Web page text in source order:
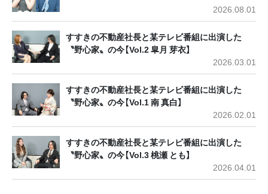
2026.08.01
すすきの不動産社長と某テレビ番組に出演した
〝野心家〟の今【Vol.2 皐月 芽衣】
2026.03.01
すすきの不動産社長と某テレビ番組に出演した
〝野心家〟の今【Vol.1 南 真白】
2026.02.01
すすきの不動産社長と某テレビ番組に出演した
〝野心家〟の今【Vol.3 桃瀬 とも】
2026.04.01